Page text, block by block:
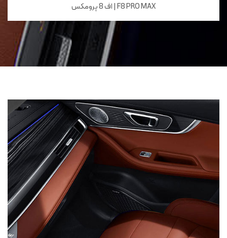
F8 PRO MAX | اف 8 پرومکس